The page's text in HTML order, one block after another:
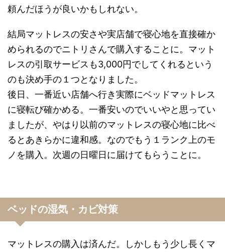
頼んだほうが良いかもしれない。
結局マットレスの安さや実店舗で寝心地を直接確か
められるのでニトリさんで購入することに。マット
レスの引取サービスも3,000円でしてくれるという
のも決め手の１つとなりました。
後日、一番近い店舗へ行き実際にベッドマットレス
に寝転び確かめる。一番安いのでいいやと思ってい
ましたが、やはり以前のマットレスの寝心地に比べ
るとあきらかに違和感。なのでもう１ランク上のモ
ノを購入。次週の日曜日に届けてもらうことに。
ベッドの湿気・カビ対策
マットレスの購入は済んだ。しかしもう少し長くマ